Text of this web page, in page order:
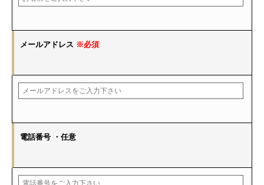
メールアドレス ※必須
電話番号 ・任意